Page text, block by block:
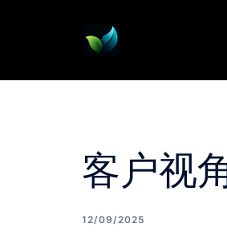
客户视
12/09/2025